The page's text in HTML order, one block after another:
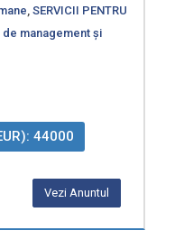
SERVICII PENTRU
management și
44000
Vezi Anuntul